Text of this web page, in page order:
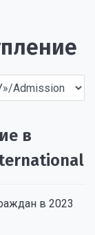
в
в 2023